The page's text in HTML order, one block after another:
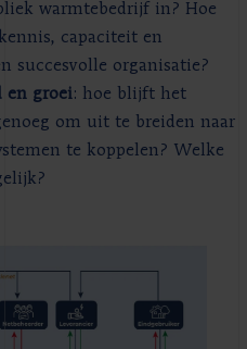
warmtebedrijf in? Hoe
capaciteit en
succesvolle organisatie?
en groei: hoe blijft het
om uit te breiden naar
te koppelen? Welke